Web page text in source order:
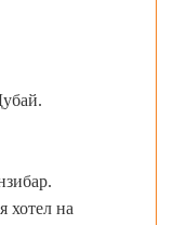
хотел на